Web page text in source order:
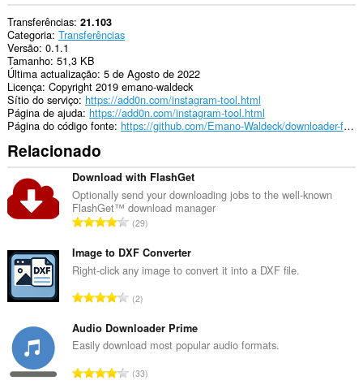
Transferências 21.103
Categoria Transferências
Versão 0.1.1
Tamanho 51,3 KB
Última actualização 5 de Agosto de 2022
Licença Copyright 2019 emano-waldeck
Sítio do serviço https://add0n.com/instagram-tool.html
Página de ajuda https://add0n.com/instagram-tool.html
Página do código fonte
https://github.com/Emano-Waldeck/downloader-for-instagram/
Relacionado
Download with FlashGet
Optionally send your downloading jobs to the well-known
FlashGet™ download manager
N
m
e
o
o
t
a
29
Image to DXF Converter
Right-click any image to convert it into a DXF file.
N
m
e
o
2
Audio Downloader Prime
Easily download most popular audio formats.
N33